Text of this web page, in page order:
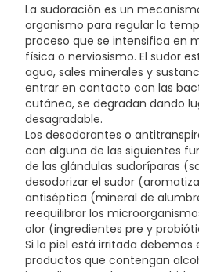
La sudoración es un
organismo para regular la
proceso que se intensifica en
física o nerviosismo. El sudor
agua, sales minerales y
entrar en contacto con las
cutánea, se degradan dando
desagradable.
Los desodorantes o
con alguna de las siguientes
de las glándulas sudoríparas
desodorizar el sudor
antiséptica (mineral de
reequilibrar los
olor (ingredientes pre y
Si la piel está irritada debemos
productos que contengan